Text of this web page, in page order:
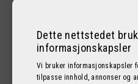
Profi-Camper Bergen er en
Dette nettstedet
informasjonskapsler
Vi bruker informasjonskapsler
tilpasse innhold, annonser og